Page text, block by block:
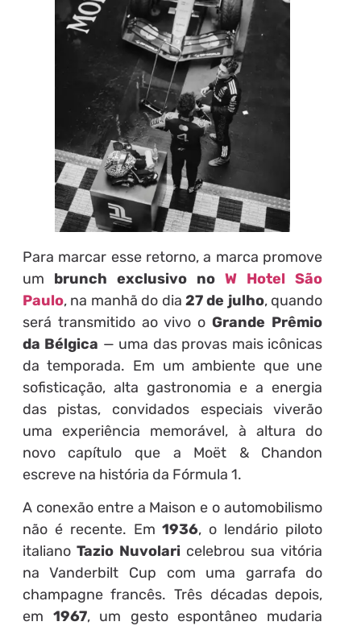
Para marcar esse retorno, a marca promove
um brunch exclusivo noW Hotel São
Paulo, na manhã do dia 27 de julho, quando
será transmitido ao vivo oGrande Prêmio
da Bélgica — uma das provas mais icônicas
da temporada. Em um ambiente que une
sofisticação, alta gastronomia e a energia
das pistas, convidados especiais viverão
uma experiência memorável, à altura do
novo capítulo que a Moët & Chandon
escreve na história da Fórmula 1.
A conexão entre a Maison e o automobilismo
não é recente. Em1936, o lendário piloto
italiano Tazio Nuvolari celebrou sua vitória
na Vanderbilt Cup com uma garrafa do
champagne francês. Três décadas depois,
em 1967, um gesto espontâneo mudaria